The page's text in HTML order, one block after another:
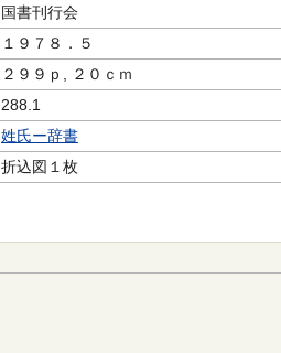
国書刊行会
１９７８．５
２９９ｐ, ２０ｃｍ
288.1
姓氏ー辞書
折込図１枚